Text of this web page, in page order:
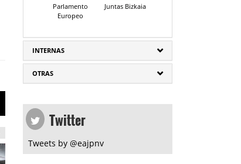
Parlamento
Europeo
Juntas Bizkaia
INTERNAS
OTRAS
Twitter
Tweets by @eajpnv